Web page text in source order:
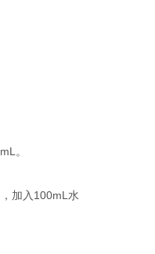
。
加入 100mL 水